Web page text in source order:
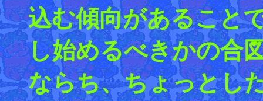
込む傾向があること
し始めるべきかの合
ならち、ちょっとし